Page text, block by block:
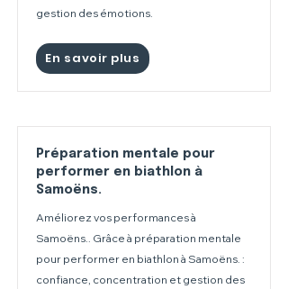
gestion des émotions.
En savoir plus
Préparation mentale pour
performer en biathlon à
Samoëns.
Améliorez vos performances à
Samoëns.. Grâce à préparation mentale
pour performer en biathlon à Samoëns. :
confiance, concentration et gestion des